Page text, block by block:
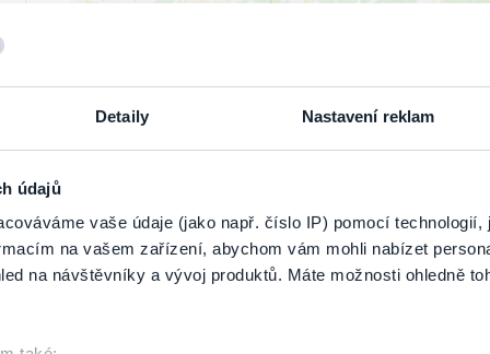
Detaily Nastavení reklam
údajů
vaše údaje (jako např. číslo IP) pomocí technologií,
na vašem zařízení, abychom vám mohli nabízet
na návštěvníky a vývoj produktů. Máte možnosti ohledně